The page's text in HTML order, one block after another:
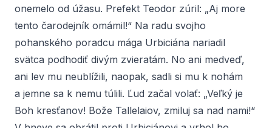
onemelo od úžasu. Prefekt Teodor zúril: „Aj more
tento čarodejník omámil!“ Na radu svojho
pohanského poradcu mága Urbiciána nariadil
svätca podhodiť divým zvieratám. No ani medveď,
ani lev mu neublížili, naopak, sadli si mu k nohám
a jemne sa k nemu túlili. Ľud začal volať: „Veľký je
Boh kresťanov! Bože Tallelaiov, zmiluj sa nad nami!“